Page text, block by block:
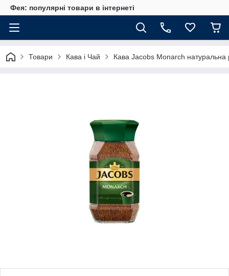
Фея: популярні товари в інтернеті
Товари Кава і Чай Кава Jacobs Monarch натуральна